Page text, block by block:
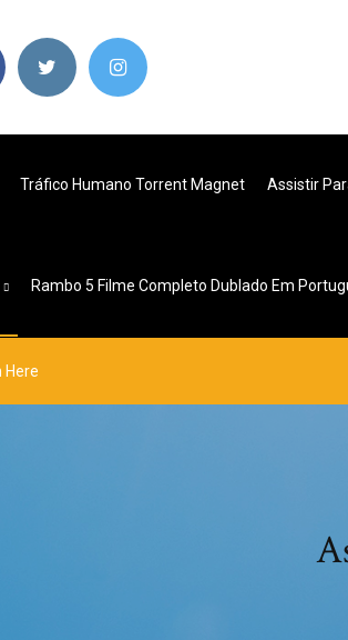
Tráfico Humano Torrent Magnet Assistir
Rambo 5 Filme Completo Dublado Em